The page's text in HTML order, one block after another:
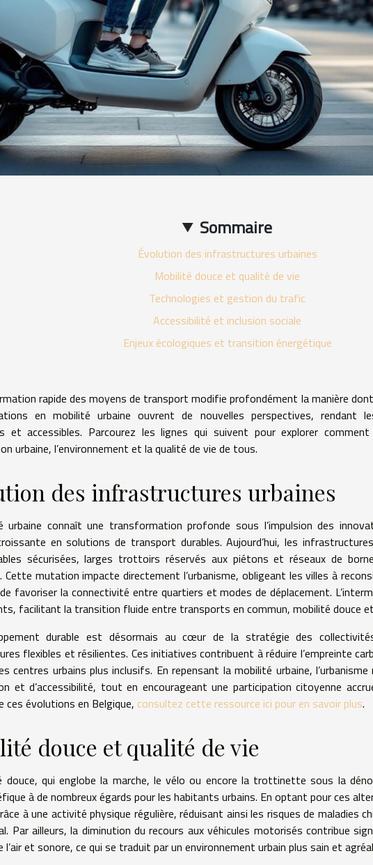
Sommaire
Évolution des infrastructures urbaines
Mobilité douce et qualité de vie
Technologies et gestion du trafic
Accessibilité et inclusion sociale
Enjeux écologiques et transition énergétique
rapide des moyens de transport modifie profondément la manière
en mobilité urbaine ouvrent de nouvelles perspectives, rendant
et accessibles. Parcourez les lignes qui suivent pour explorer
urbaine, l’environnement et la qualité de vie de tous.
des infrastructures urbaines
urbaine connaît une transformation profonde sous l’impulsion des
en solutions de transport durables. Aujourd’hui, les
sécurisées, larges trottoirs réservés aux piétons et réseaux de
Cette mutation impacte directement l’urbanisme, obligeant les villes à
favoriser la connectivité entre quartiers et modes de déplacement.
facilitant la transition fluide entre transports en commun, mobilité douce
durable est désormais au cœur de la stratégie des
flexibles et résilientes. Ces initiatives contribuent à réduire l’empreinte
centres urbains plus inclusifs. En repensant la mobilité urbaine, l’urbanisme
et d’accessibilité, tout en encourageant une participation citoyenne
ces évolutions en Belgique, consultez cette ressource ici pour en savoir plus.
douce et qualité de vie
douce, qui englobe la marche, le vélo ou encore la trottinette sous la
à de nombreux égards pour les habitants urbains. En optant pour ces
à une activité physique régulière, réduisant ainsi les risques de maladies
Par ailleurs, la diminution du recours aux véhicules motorisés contribue
l’air et sonore, ce qui se traduit par un environnement urbain plus sain et